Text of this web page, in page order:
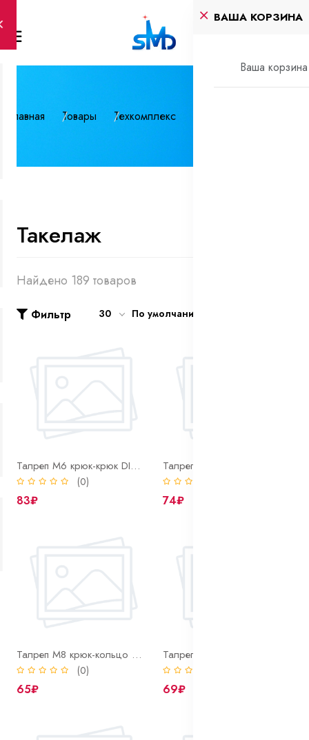
ВАША КОРЗИНА
Ваша корзина
Главная Товары Техкомплекс
Такелаж
Найдено 189 товаров
Фильтр 30 По умолчанию
Талреп М6 крюк-крюк DIN 1480
(0)
83₽ 74₽
Талреп М8 крюк-кольцо DIN 1480
(0)
65₽ 69₽